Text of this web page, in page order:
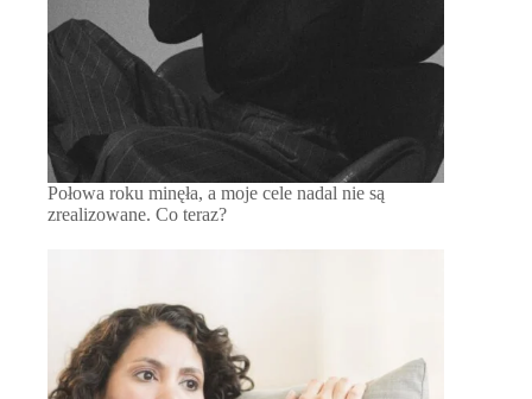
Połowa roku minęła, a moje cele nadal nie są
zrealizowane. Co teraz?